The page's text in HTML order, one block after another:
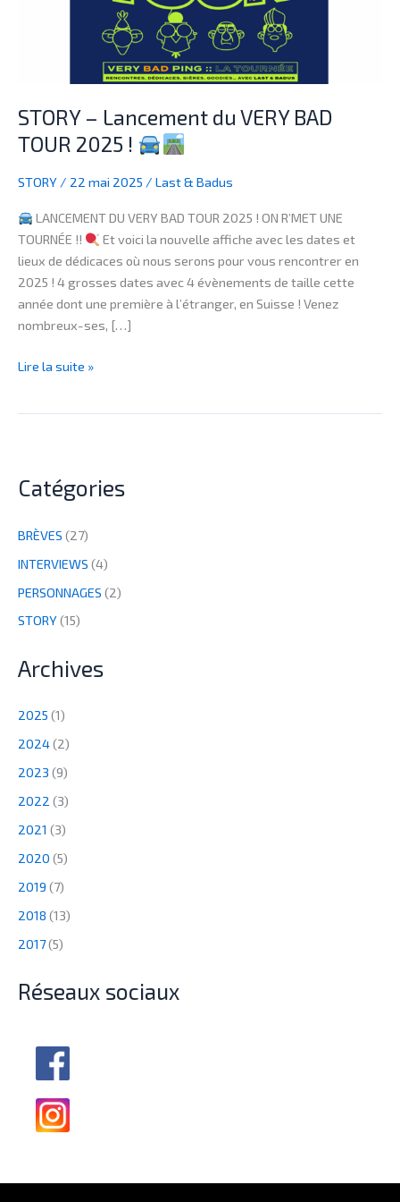
STORY – Lancement du VERY BAD
TOUR 2025 !
STORY / 22 mai 2025 / Last & Badus
LANCEMENT DU VERY BAD TOUR 2025 ! ON R’MET UNE
TOURNÉE !!
Et voici la nouvelle affiche avec les dates et
lieux de dédicaces où nous serons pour vous rencontrer en
2025 ! 4 grosses dates avec 4 évènements de taille cette
année dont une première à l’étranger, en Suisse ! Venez
nombreux-ses, […]
Lire la suite »
Catégories
BRÈVES (27)
INTERVIEWS (4)
PERSONNAGES (2)
STORY(15)
Archives
2025 (1)
2024(2)
2023 (9)
2022 (3)
2021 (3)
2020 (5)
2019 (7)
2018 (13)
2017(5)
Réseaux sociaux